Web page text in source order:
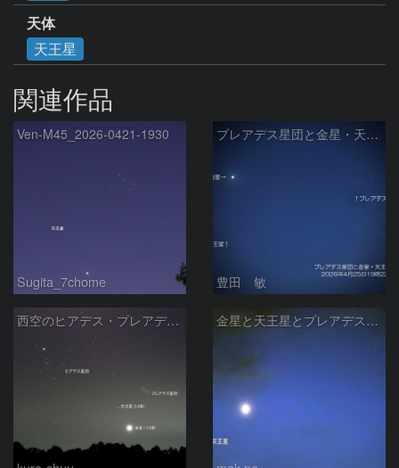
天体
天王星
関連作品
Ven-M45_2026-0421-1930
Sugita_7chome
プレアデス星団と金星・天王星の接近 2026/4/25
豊田 敏
西空のヒアデス・プレアデス星団と金星(-3.9等)・天王星(5.8等) (2026/04/21) 金星と天王星とプレアデス星団の接近